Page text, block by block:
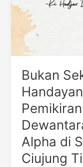
Bukan
Alpha di
Ciujung
Ki
Hajar
Dewantara
untuk
Generasi
di
SDN
Muara
Ciujung